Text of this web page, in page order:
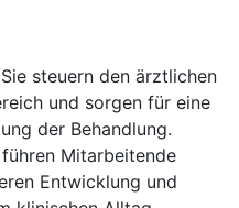
Sie steuern den ärztlichen
und sorgen für eine
der Behandlung.
führen Mitarbeitende
Entwicklung und